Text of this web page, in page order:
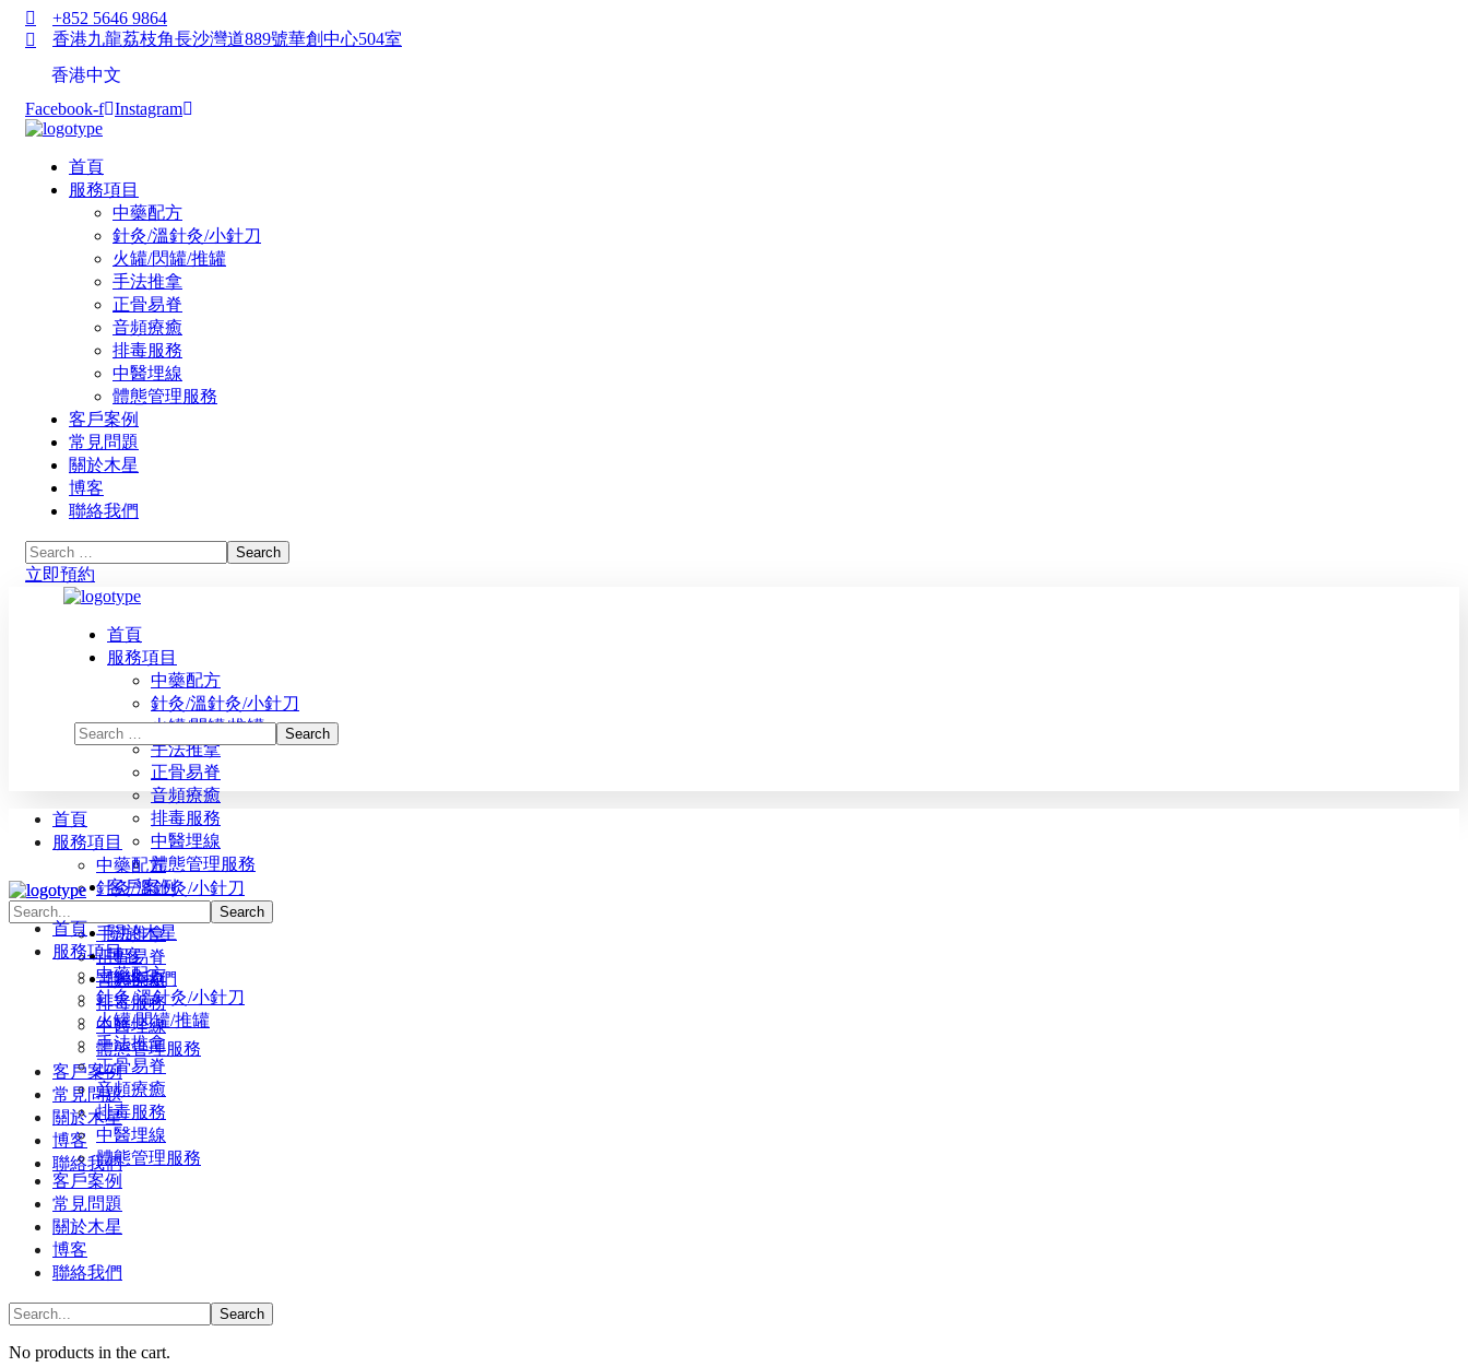
+852 5646 9864
香港九龍荔枝角長沙灣道889號華創中心504室
香港中文
Facebook-f Instagram
首頁
服務項目
中藥配方
針灸/溫針灸/小針刀
火罐/閃罐/推罐
手法推拿
正骨易脊
⾳頻療癒
排毒服務
中醫埋線
體態管理服務
客戶案例
常見問題
關於木星
博客
聯絡我們
立即預約
首頁
服務項目
中藥配方
針灸/溫針灸/小針刀
火罐/閃罐/推罐
手法推拿
正骨易脊
⾳頻療癒
排毒服務
中醫埋線
體態管理服務
客戶案例
關於木星
博客
聯絡我們
立即預約
首頁
服務項目
中藥配方
針灸/溫針灸/小針刀
手法推拿
正骨易脊
⾳頻療癒
排毒服務
中醫埋線
體態管理服務
客戶案例
常見問題
關於木星
博客
聯絡我們
首頁
服務項目
中藥配方
針灸/溫針灸/小針刀
火罐/閃罐/推罐
手法推拿
正骨易脊
⾳頻療癒
排毒服務
中醫埋線
體態管理服務
客戶案例
常見問題
關於木星
博客
聯絡我們
No products in the cart.